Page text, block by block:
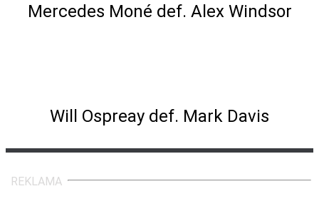
Mercedes Moné def. Alex Windsor
Will Ospreay def. Mark Davis
REKLAMA